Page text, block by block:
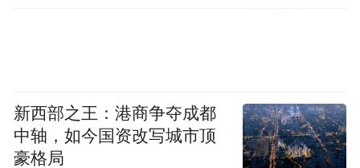
1993年蓝鸟夺冠
自2004年蒙特利尔博览会队（Montreal
新西部之王：港商争夺成都
中轴，如今国资改写城市顶
豪格局